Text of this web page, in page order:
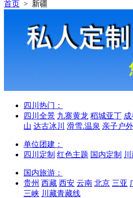
首页 > 新疆
四川热门：
四川全景 九寨黄龙 稻城亚丁
山 达古冰川 滑雪.温泉 亲子户外
单位团建：
四川定制 红色主题 国内定制
国内旅游：
贵州 西藏 西安 云南 北京 三亚
三峡 川藏青藏线